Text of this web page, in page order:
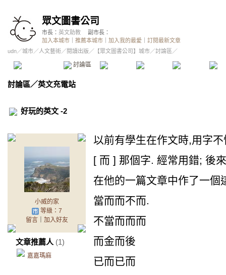
眾文圖書公司
市長： 英文助教
副市長：
加入本城市
推薦本城市 加入我的最愛
訂閱最新文章
udn／城市／人文藝術／閱讀出版 ／ 【眾文圖書公司】城市／討論區／
討論區 精華區 投票區 影像館
討論區／英文充電站
好玩的英文 -2
小威的家
等級：7
留言｜ 加入好友
文章推薦人 (1)
嘉嘉瑪麻
以前有學生在作文時,用字
[ 而 ] 那個字. 經常用錯; 後
在他的一篇文章中作了一個
當而而不而.
不當而而而
而金而後
已而已而